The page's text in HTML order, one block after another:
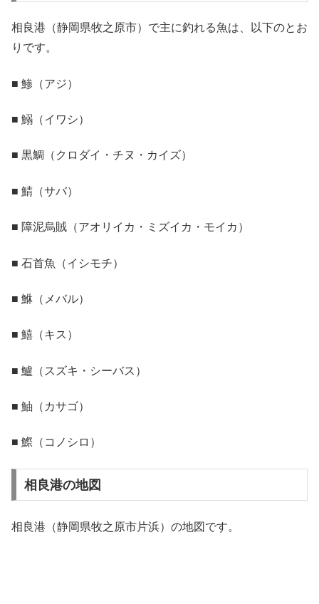
相良港（静岡県牧之原市）で主に釣れる魚は、以下のとお
りです。
■ 鯵（アジ）
■ 鰯（イワシ）
■ 黒鯛（クロダイ・チヌ・カイズ）
■ 鯖（サバ）
■ 障泥烏賊（アオリイカ・ミズイカ・モイカ）
■ 石首魚（イシモチ）
■ 鮴（メバル）
■ 鱚（キス）
■ 鱸（スズキ・シーバス）
■ 鮋（カサゴ）
■ 鰶（コノシロ）
相良港の地図
相良港（静岡県牧之原市片浜）の地図です。